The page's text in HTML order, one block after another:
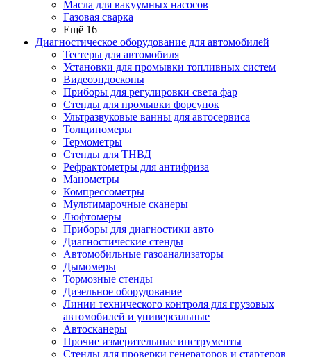
Масла для вакуумных насосов
Газовая сварка
Ещё 16
Диагностическое оборудование для автомобилей
Тестеры для автомобиля
Установки для промывки топливных систем
Видеоэндоскопы
Приборы для регулировки света фар
Стенды для промывки форсунок
Ультразвуковые ванны для автосервиса
Толщиномеры
Термометры
Стенды для ТНВД
Рефрактометры для антифриза
Манометры
Компрессометры
Мультимарочные сканеры
Люфтомеры
Приборы для диагностики авто
Диагностические стенды
Автомобильные газоанализаторы
Дымомеры
Тормозные стенды
Дизельное оборудование
Линии технического контроля для грузовых
автомобилей и универсальные
Автосканеры
Прочие измерительные инструменты
Стенды для проверки генераторов и стартеров